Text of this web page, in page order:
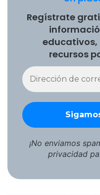
Regístrate
educativos,
recursos
¡No enviamos
privacidad